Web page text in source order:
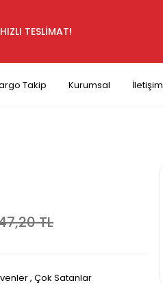
TESLİMAT!
Takip Kurumsal İletişim
TL
,Çok Satanlar